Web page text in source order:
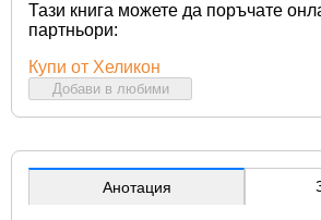
Тази книга можете да поръчате
партньори:
Купи от Хеликон
Добави в любими
Анотация